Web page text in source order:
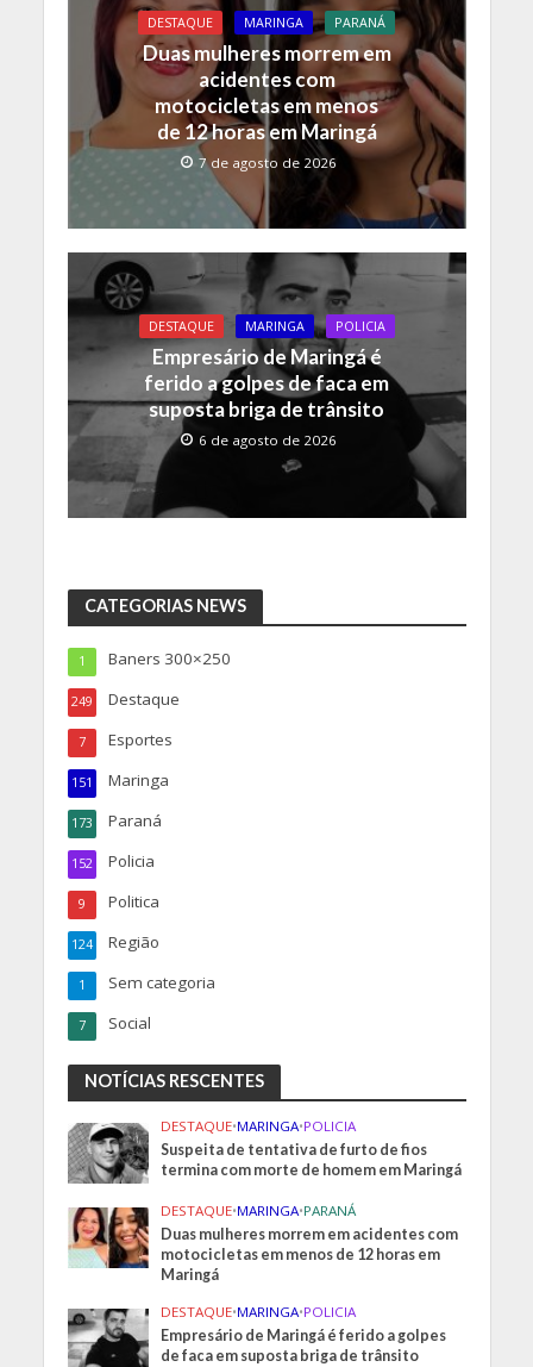
DESTAQUE MARINGA PARANÁ
Duas mulheres morrem em
acidentes com
motocicletas em menos
de 12 horas em Maringá
7 de agosto de 2026
DESTAQUE MARINGA POLICIA
Empresário de Maringá é
ferido a golpes de faca em
suposta briga de trânsito
6 de agosto de 2026
CATEGORIAS NEWS
Baners 300×250
1
Destaque
249
Esportes
7
Maringa
151
Paraná
173
Policia
152
Politica
9
Região
124
Sem categoria
1
Social
7
NOTÍCIAS RESCENTES
DESTAQUE•MARINGA•POLICIA
Suspeita de tentativa de furto de fios
termina com morte de homem em Maringá
DESTAQUE•MARINGA•PARANÁ
Duas mulheres morrem em acidentes com
motocicletas em menos de 12 horas em
Maringá
DESTAQUE•MARINGA•POLICIA
Empresário de Maringá é ferido a golpes
de faca em suposta briga de trânsito